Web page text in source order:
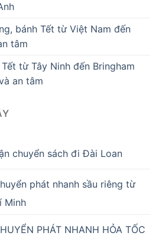
bánh Tết từ Việt Nam đến
tâm
từ Tây Ninh đến Bringham
an tâm
chuyển sách đi Đài Loan
phát nhanh sầu riêng từ
Minh
PHÁT NHANH HỎA TỐC